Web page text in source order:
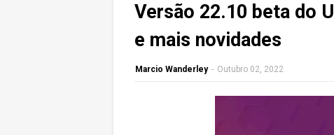
Versão 22.10 beta do
e mais novidades
Marcio Wanderley - Outubro 02, 2022